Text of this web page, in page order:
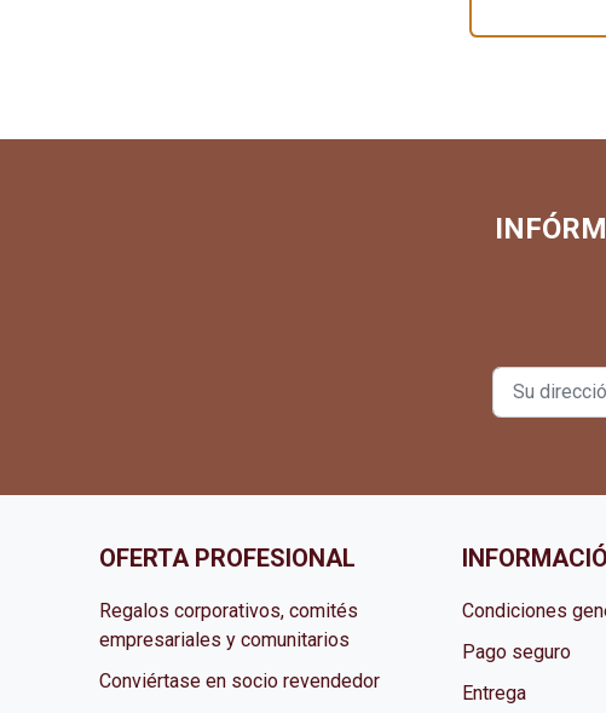
OFERTA PROFESIONAL
Regalos corporativos, comités
empresariales y comunitarios
Conviértase en socio revendedor
Condiciones
Pago seguro
Entrega